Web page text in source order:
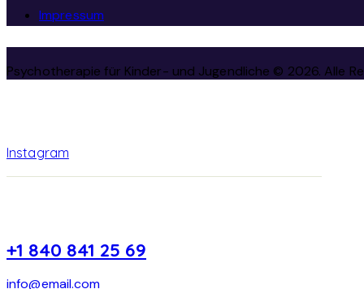
Impressum
Psychotherapie für Kinder- und Jugendliche © 2026. Alle
Instagram
+1 840 841 25 69
info@email.com